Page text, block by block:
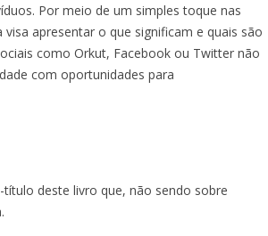
Por meio de um simples toque nas
apresentar o que significam e quais são
como Orkut, Facebook ou Twitter não
com oportunidades para
título deste livro que, não sendo sobre